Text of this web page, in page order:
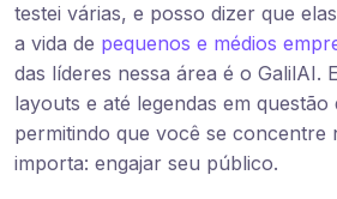
testei várias, e posso dizer que
a vida de pequenos e médios
das líderes nessa área é o GalilAI.
layouts e até legendas em questão
permitindo que você se concentre
importa: engajar seu público.